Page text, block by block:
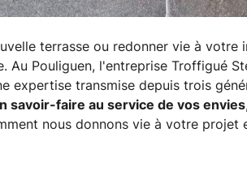
terrasse ou redonner vie à votre
Au Pouliguen, l'entreprise Troffigué
expertise transmise depuis trois
savoir-faire au service de vos envies
nous donnons vie à votre projet